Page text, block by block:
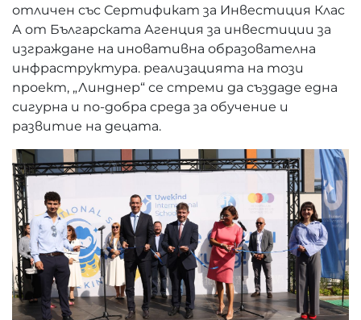
отличен със Сертификат за Инвестиция Клас
А от Българската Агенция за инвестиции за
изграждане на иновативна образователна
инфраструктура. реализацията на този
проект, „Линднер“ се стреми да създаде една
сигурна и по-добра среда за обучение и
развитие на децата.